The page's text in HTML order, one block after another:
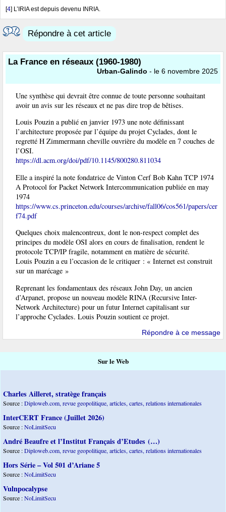
[4] L’IRIA est depuis devenu INRIA.
Répondre à cet article
La France en réseaux (1960-1980)
Urban-Galindo - le 6 novembre 2025
Une synthèse qui devrait être connue de toute personne souhaitant
avoir un avis sur les réseaux et ne pas dire trop de bêtises.
Louis Pouzin a publié en janvier 1973 une note définissant
l’architecture proposée par l’équipe du projet Cyclades, dont le
regretté H Zimmermann cheville ouvrière du modèle en 7 couches de
l’OSI.
https://dl.acm.org/doi/pdf/10.1145/800280.811034
Elle a inspiré la note fondatrice de Vinton Cerf Bob Kahn TCP 1974
A Protocol for Packet Network Intercommunication publiée en may
1974
https://www.cs.princeton.edu/courses/archive/fall06/cos561/papers/cer
f74.pdf
Quelques choix malencontreux, dont le non-respect complet des
principes du modèle OSI alors en cours de finalisation, rendent le
protocole TCP/IP fragile, notamment en matière de sécurité.
Louis Pouzin a eu l’occasion de le critiquer : « Internet est construit
sur un marécage »
Reprenant les fondamentaux des réseaux John Day, un ancien
d’Arpanet, propose un nouveau modèle RINA (Recursive Inter-
Network Architecture) pour un futur Internet capitalisant sur
l’approche Cyclades. Louis Pouzin soutient ce projet.
Répondre à ce message
Sur le Web
Charles Ailleret, stratège français
Source :Diploweb.com, revue geopolitique, articles, cartes, relations internationales
InterCERT France (Juillet 2026)
Source :NoLimitSecu
André Beaufre et l’Institut Français d’Etudes (…)
Source :Diploweb.com, revue geopolitique, articles, cartes, relations internationales
Hors Série – Vol 501 d’Ariane 5
Source :NoLimitSecu
Vulnpocalypse
Source :NoLimitSecu